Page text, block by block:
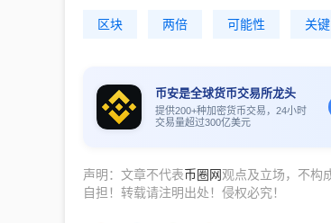
区块 两倍 可能性 关键
币安是全球货币交易所龙头
提供200+种加密货币交易，24小时
交易量超过300亿美元
声明：文章不代表币圈网观点及立场，不构
自担！转载请注明出处！侵权必究！